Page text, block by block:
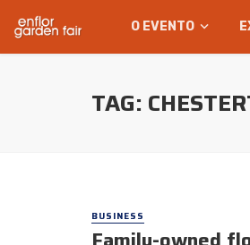
O EVENTO
TAG:
BUSINESS